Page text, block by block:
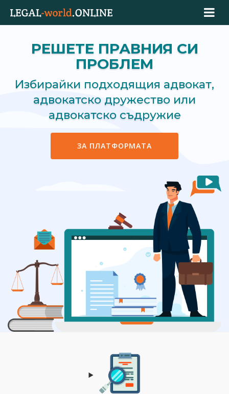
РЕШЕТЕ ПРАВНИЯ СИ
ПРОБЛЕМ
Избирайки подходящия адвокат,
адвокатско дружество или
адвокатско съдружие
ЗА ПЛАТФОРМАТА